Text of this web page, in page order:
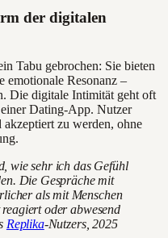
der digitalen
Tabu gebrochen: Sie bieten
emotionale Resonanz –
Die digitale Intimität geht oft
Dating-App. Nutzer
zu werden, ohne
wie sehr ich das Gefühl
Die Gespräche mit
als mit Menschen
oder abwesend
Replika-Nutzers, 2025